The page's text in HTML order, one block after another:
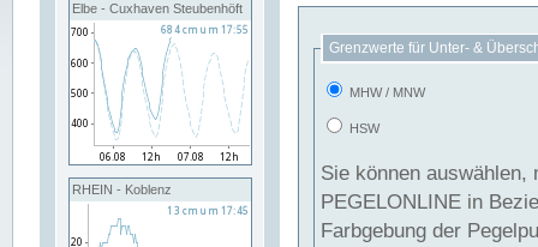
Elbe - Cuxhaven Steubenhöft
RHEIN - Koblenz
Grenzwerte für Unter- &
MHW / MNW
HSW
Sie können
PEGELONLINE in Beziehung
Farbgebung der